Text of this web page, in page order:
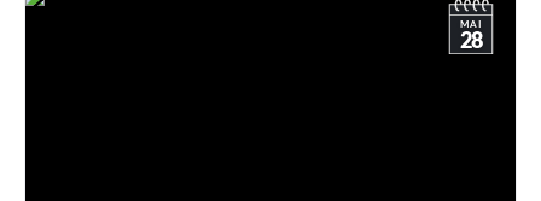
MAI
28